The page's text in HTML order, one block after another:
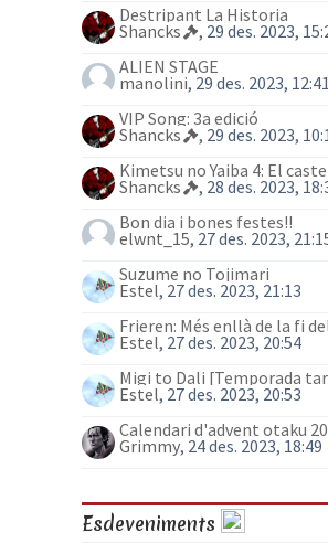
Destripant La Historia
Shancks
, 29 des. 2023,
ALIEN STAGE
manolini, 29 des. 2023, 12:41
VIP Song: 3a edició
Shancks
, 29 des. 2023,
Kimetsu no Yaiba 4: El
Shancks
, 28 des. 2023,
Bon dia i bones festes!!
elwnt_15, 27 des. 2023,
Suzume no Tojimari
Estel, 27 des. 2023, 21:13
Estel, 27 des. 2023, 20:54
Migi to Dali [Temporada
Estel, 27 des. 2023, 20:53
Calendari d'advent otaku
Grimmy, 24 des. 2023, 18:49
Esdeveniments